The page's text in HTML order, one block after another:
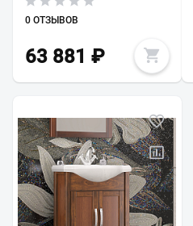
0 ОТЗЫВОВ
63 881 ₽